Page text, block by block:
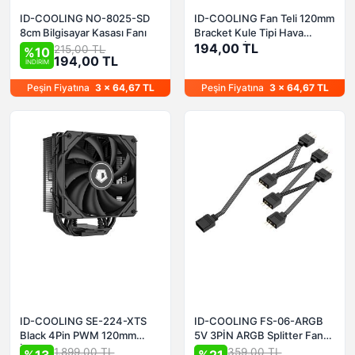
ID-COOLING NO-8025-SD
8cm Bilgisayar Kasası Fanı
%10
İNDİRİM
215,00 TL
194,00 TL
Peşin Fiyatına 3 x 64,67 TL
ID-COOLING Fan Teli 120mm
Bracket Kule Tipi Hava
Soğutucu İçin
194,00 TL
Peşin Fiyatına 3 x 64,67 TL
ID-COOLING SE-224-XTS
Black 4Pin PWM 120mm
İşlemci Soğutucu
1.899,00 TL
ID-COOLING FS-06-ARGB
5V 3PİN ARGB Splitter Fan
Çoklayıcı359,00 TL